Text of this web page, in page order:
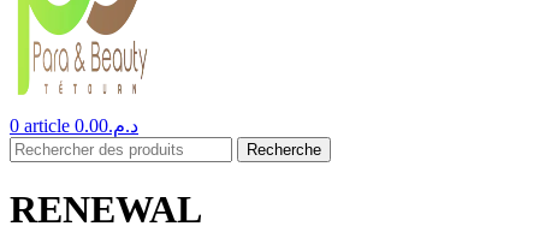
0 article د.م.0.00
Recherche
RENEWAL